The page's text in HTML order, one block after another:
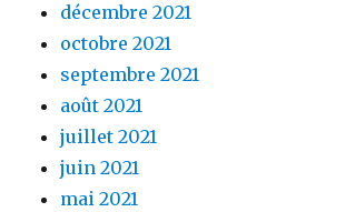
décembre 2021
octobre 2021
septembre 2021
août 2021
juillet 2021
juin 2021
mai 2021